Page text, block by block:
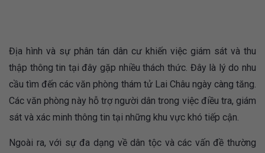
Địa hình và sự phân tán dân cư khiến việc giám sát và thu
thập thông tin tại đây gặp nhiều thách thức. Đây là lý do nhu
cầu tìm đến các văn phòng thám tử Lai Châu ngày càng tăng.
Các văn phòng này hỗ trợ người dân trong việc điều tra, giám
sát và xác minh thông tin tại những khu vực khó tiếp cận.
Ngoài ra, với sự đa dạng về dân tộc và các vấn đề thường